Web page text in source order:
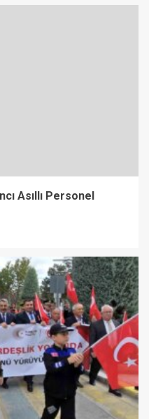
Asıllı Personel